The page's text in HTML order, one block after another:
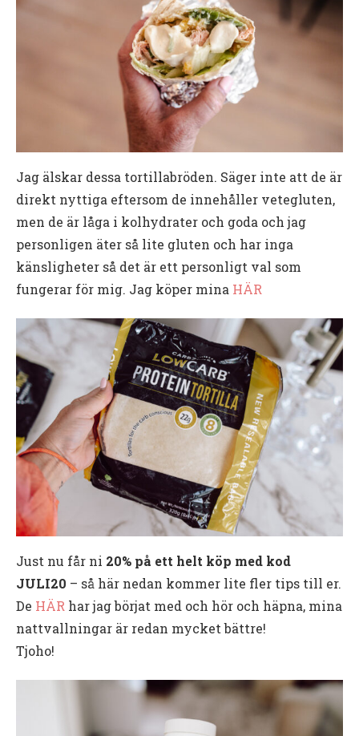
Jag älskar dessa tortillabröden. Säger inte att de är
direkt nyttiga eftersom de innehåller vetegluten,
men de är låga i kolhydrater och goda och jag
personligen äter så lite gluten och har inga
känsligheter så det är ett personligt val som
fungerar för mig. Jag köper mina HÄR
Just nu får ni 20% på ett helt köp med kod
JULI20 – så här nedan kommer lite fler tips till er.
De HÄR har jag börjat med och hör och häpna, mina
nattvallningar är redan mycket bättre!
Tjoho!